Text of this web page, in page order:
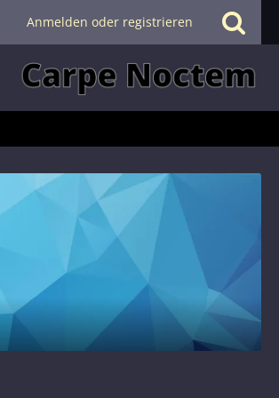
Anmelden oder registrieren